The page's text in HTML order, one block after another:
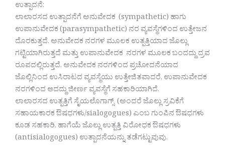
ಉತ್ಪಾದನೆ:
ಲಾಲಾರಸದ ಉತ್ಪಾದನೆಗೆ ಅನುವೇದಕ (sympathetic) ಹಾಗು
ಉಪಾನುವೇದಕ (parasympathetic) ನರ ವ್ಯವಸ್ಥೆಗಳಿಂದ ಉತ್ತೇಜನ
ದೊರಕುತ್ತದೆ. ಅನುವೇದಕ ನರಗಳ ಮೂಲಕ ಉತ್ಪತ್ತಿಯಾದ ಜೊಲ್ಲು
ಗಟ್ಟಿಯಾಗಿರುತ್ತದೆ ಮತ್ತು ಉಪಾನುವೇದಕ ನರಗಳ ಮೂಲಕ ಬಂದದ್ದು ದ್ರವ
ರೂಪದಲ್ಲಿರುತ್ತದೆ. ಅನುವೇದಕ ನರಗಳಿಂದ ಪ್ರಚೋದನೆಯಾದ
ಜೊಲ್ಲಿನಿಂದ ಉಸಿರಾಟದ ವ್ಯವಸ್ಥೆಯು ಉತ್ತೇಜಿತವಾದರೆ, ಉಪಾನುವೇದಕ
ನರಗಳಿಂದ ಆದದ್ದು ಜೀರ್ಣ ವ್ಯವಸ್ಥೆಗೆ ಸಹಕಾರಿಯಾಗಿದೆ.
ಲಾಲಾರಸದ ಉತ್ಪತ್ತಿಗೆ ಸೈಯಲೊಗಾಗ್ಸ್ (ಅಂದರೆ ಜೊಲ್ಲು ಸ್ರವಿಕೆಗೆ
ಸಹಾಯಕಾರಕ ಔಷಧಗಳು/sialogogues) ಎಂಬ ಗುಂಪಿನ ಔಷಧಗಳು
ಕೂಡ ಸಹಕಾರಿ. ಹಾಗೆಯೆ ಜೊಲ್ಲು ಉತ್ಪತ್ತಿ ವಿರೋಧಕ ಔಷಧಗಳು
(antisialogogues) ಉತ್ಪಾದನೆಯನ್ನು ತಡೆಗಟ್ಟುವುವು.